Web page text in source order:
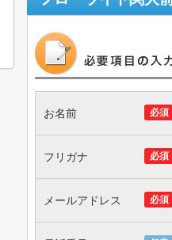
必須
お名前
必須
フリガナ
必須
メールアドレス